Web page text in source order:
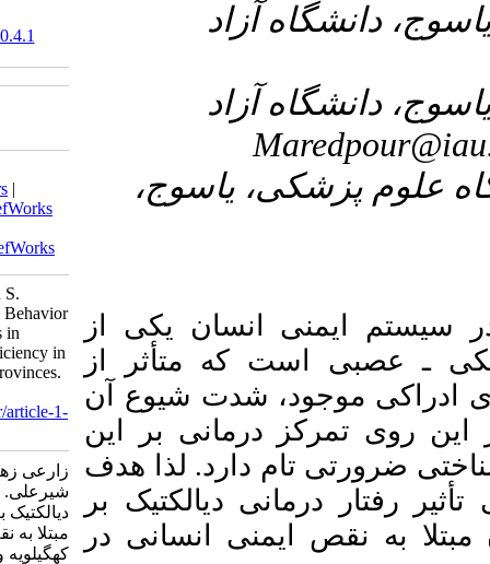
یاسوج،
یکی از
متأثر از
شیوع آن
بر این
لذا هدف
دیالکتیک بر
انسانی در
‎ 10.61882/armaghanj.30.4.1
BibTeX
EndNote| Medlars
|
ProCite
Reference Manager
RefWorks
Mendeley
Zarei Z, Maredpour A, Kharamin S.
Studying the Effect of Dialectical Behavior
Therapy on Cognitive Distortions in
Patients with Human Immunodeficiency in
Kohgiluyeh and Boyer-Ahmad provinces.
armaghanj 2025; 30 (4) :451-465
URL:http://armaghanj.yums.ac.ir/article-1-
3747-fa.html
زارعی زهره، ماردپور علیرضا، خرامین
شیرعلی. بررسی تأثیر رفتاردرمانی
دیالکتیک بر تحریف‌های شناختی در بیماران
مبتلا به نقص ایمنی انسانی در استان
کهگیلویه و بویراحمد. ارمغان دانش. ۱۴۰۴;